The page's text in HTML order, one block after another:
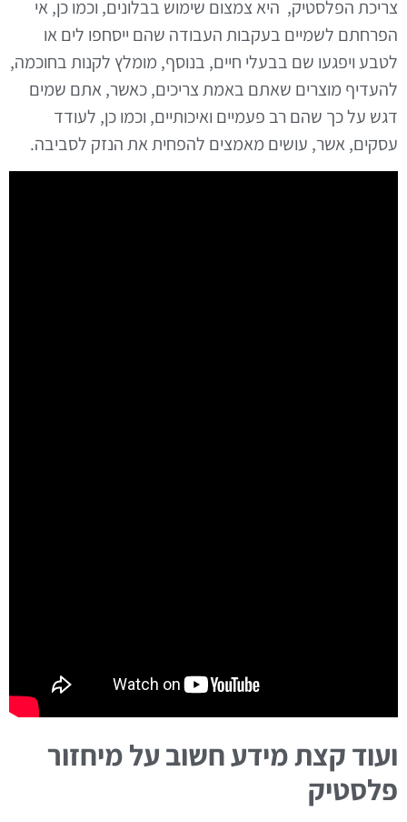
צריכת הפלסטיק, היא צמצום שימוש בבלונים, וכמו כן, אי
הפרחתם לשמיים בעקבות העבודה שהם ייסחפו לים או
לטבע ויפגעו שם בבעלי חיים, בנוסף, מומלץ לקנות בחוכמה,
להעדיף מוצרים שאתם באמת צריכים, כאשר, אתם שמים
דגש על כך שהם רב פעמיים ואיכותיים, וכמו כן, לעודד
עסקים, אשר, עושים מאמצים להפחית את הנזק לסביבה.
ועוד קצת מידע חשוב על מיחזור
פלסטיק